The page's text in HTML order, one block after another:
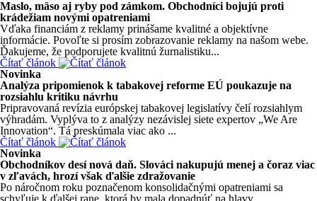
Maslo, mäso aj ryby pod zámkom. Obchodníci bojujú proti
krádežiam novými opatreniami
Vďaka financiám z reklamy prinášame kvalitné a objektívne
informácie. Povoľte si prosím zobrazovanie reklamy na našom webe.
Ďakujeme, že podporujete kvalitnú žurnalistiku...
Čítať článok
Novinka
Analýza pripomienok k tabakovej reforme EÚ poukazuje na
rozsiahlu kritiku návrhu
Pripravovaná revízia európskej tabakovej legislatívy čelí rozsiahlym
výhradám. Vyplýva to z analýzy nezávislej siete expertov „We Are
Innovation“. Tá preskúmala viac ako ...
Čítať článok
Novinka
Obchodníkov desí nová daň. Slováci nakupujú menej a čoraz viac
v zľavách, hrozí však ďalšie zdražovanie
Po náročnom roku poznačenom konsolidačnými opatreniami sa
schyľuje k ďalšej rane, ktorá by mala dopadnúť na hlavy